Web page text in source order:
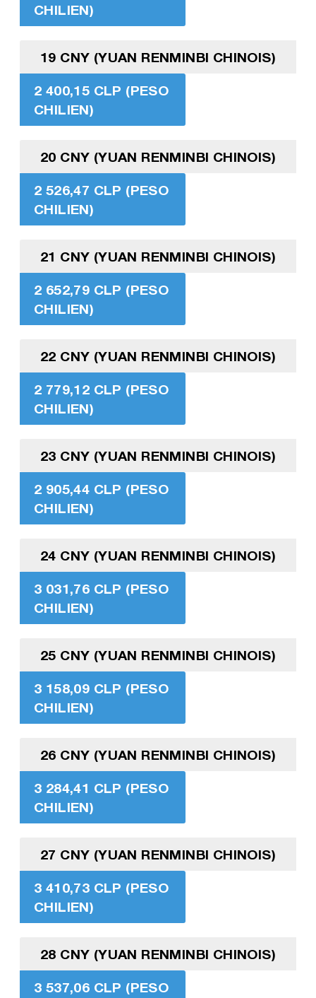
CHILIEN)
19 CNY (YUAN RENMINBI CHINOIS)
2 400,15 CLP (PESO
CHILIEN)
20 CNY (YUAN RENMINBI CHINOIS)
2 526,47 CLP (PESO
CHILIEN)
21 CNY (YUAN RENMINBI CHINOIS)
2 652,79 CLP (PESO
CHILIEN)
22 CNY (YUAN RENMINBI CHINOIS)
2 779,12 CLP (PESO
CHILIEN)
23 CNY (YUAN RENMINBI CHINOIS)
2 905,44 CLP (PESO
CHILIEN)
24 CNY (YUAN RENMINBI CHINOIS)
3 031,76 CLP (PESO
CHILIEN)
25 CNY (YUAN RENMINBI CHINOIS)
3 158,09 CLP (PESO
CHILIEN)
26 CNY (YUAN RENMINBI CHINOIS)
3 284,41 CLP (PESO
CHILIEN)
27 CNY (YUAN RENMINBI CHINOIS)
3 410,73 CLP (PESO
CHILIEN)
28 CNY (YUAN RENMINBI CHINOIS)
3 537,06 CLP (PESO